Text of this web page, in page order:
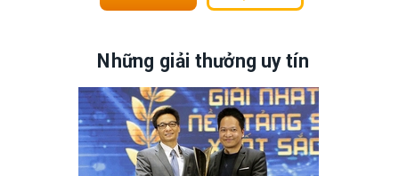
Những giải thưởng uy tín